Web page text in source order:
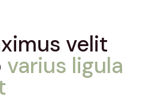
velit
varius ligula